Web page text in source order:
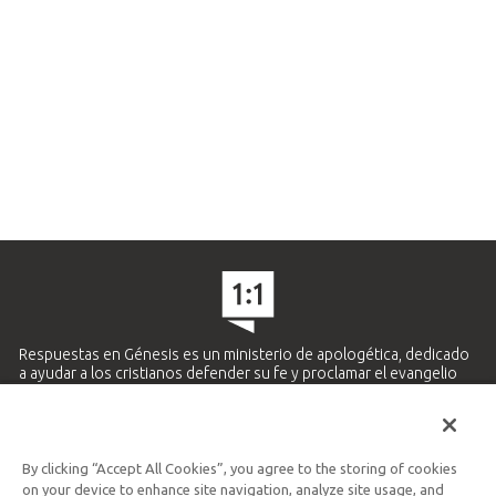
Respuestas en Génesis es un ministerio de apologética, dedicado
a ayudar a los cristianos defender su fe y proclamar el evangelio
Ministerio Hispano y Latinoamericano
By clicking “Accept All Cookies”, you agree to the storing of cookies
on your device to enhance site navigation, analyze site usage, and